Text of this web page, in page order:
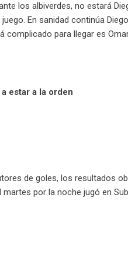
los albiverdes, no estará
En sanidad continúa
complicado para llegar es
estar a la orden
de goles, los resultados
por la noche jugó en